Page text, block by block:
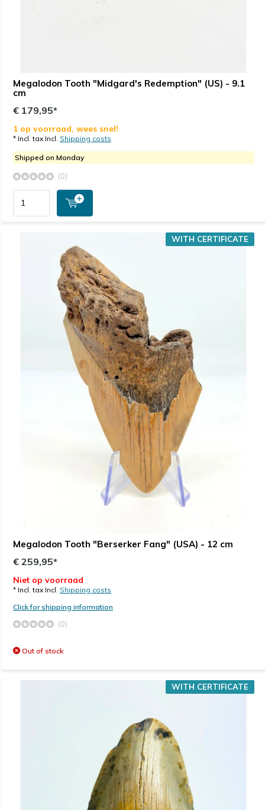
Megalodon Tooth "Midgard's Redemption" (US) - 9.1
cm
€ 179,95*
1 op voorraad, wees snel!
* Incl. tax Incl. Shipping costs
Shipped on Monday
(0)
Megalodon Tooth "Berserker Fang" (USA) - 12 cm
WITH CERTIFICATE
€ 259,95*
Niet op voorraad
* Incl. tax Incl. Shipping costs
Click for shipping information
(0)
Out of stock
WITH CERTIFICATE